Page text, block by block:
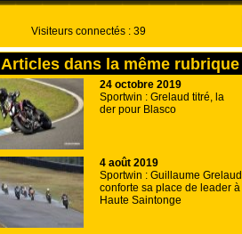
Visiteurs connectés : 39
Articles dans la même rubrique
24 octobre 2019
Sportwin : Grelaud titré, la
der pour Blasco
4 août 2019
Sportwin : Guillaume Grelaud
conforte sa place de leader à
Haute Saintonge